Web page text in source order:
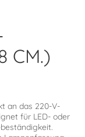
CM.)
an das 220-V-
für LED- oder